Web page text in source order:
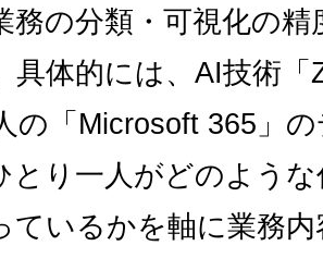
務の分類・可視化の
具体的には、AI技術
の「Microsoft 365」
とり一人がどのよう
ているかを軸に業務